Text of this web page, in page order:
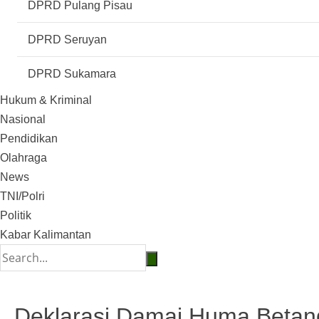
DPRD Pulang Pisau
DPRD Seruyan
DPRD Sukamara
Hukum & Kriminal
Nasional
Pendidikan
Olahraga
News
TNI/Polri
Politik
Kabar Kalimantan